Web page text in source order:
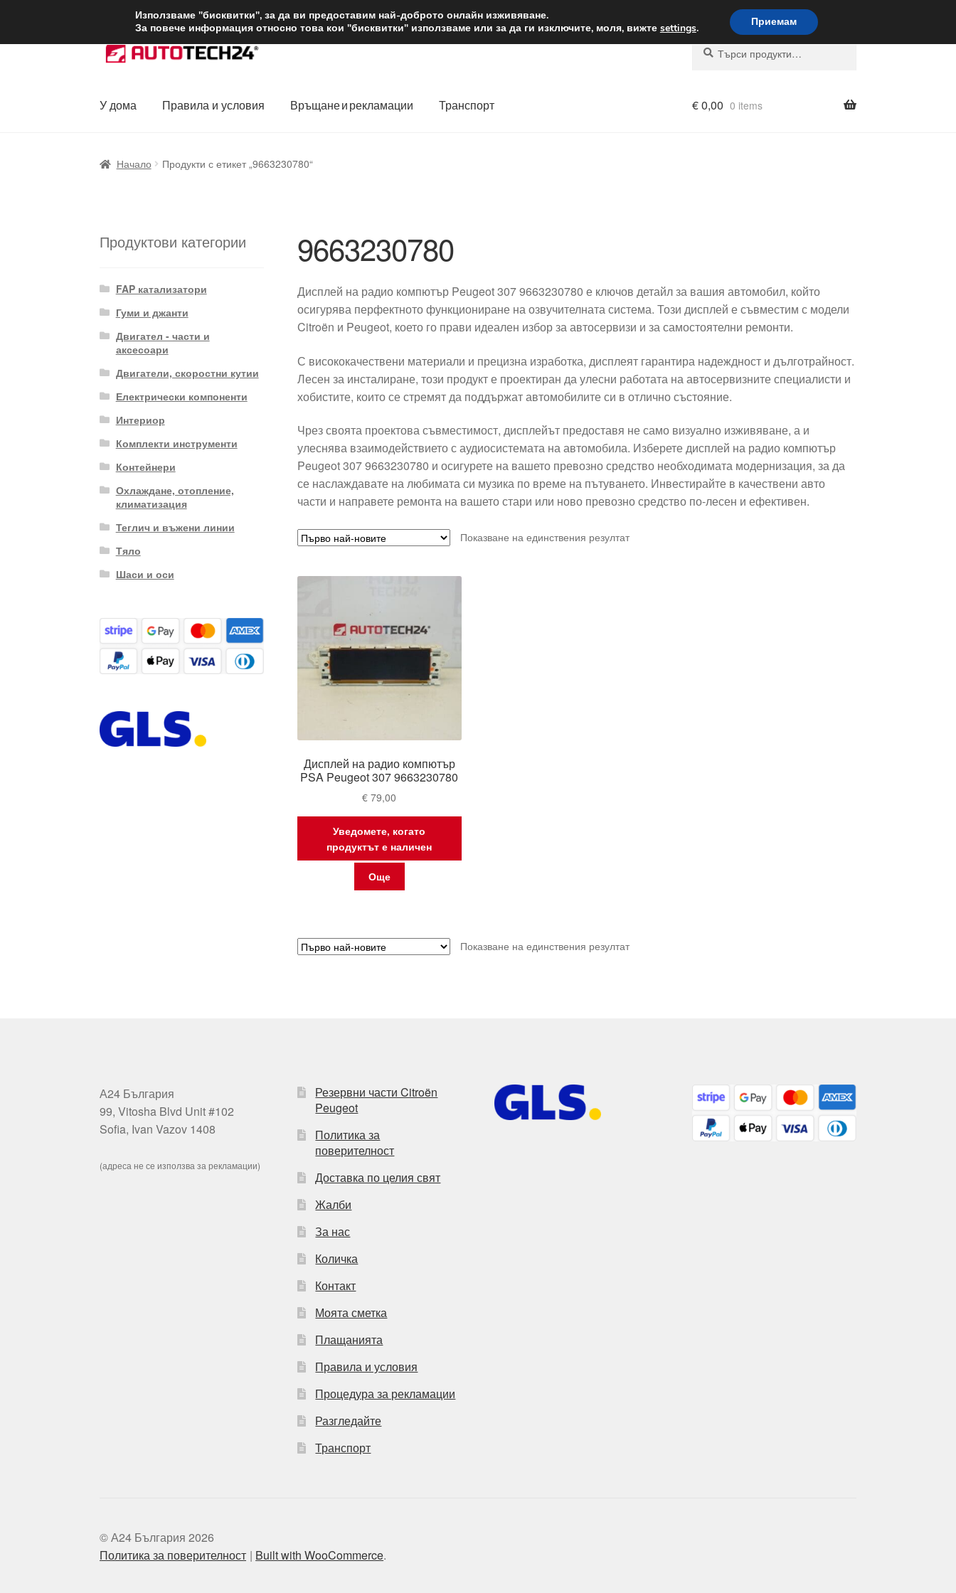
ДОСТАВКА от 12 лв. Доставка по целия свят
Skip
to
Skip
to
Търсене
Търсене
У дома Правила и условия Връщане и рекламации Транспорт €0,00 0 items
Начало Продукти с етикет „9663230780“
9663230780
Дисплей на радио компютър Peugeot 307 9663230780 е ключов детайл за вашия автомобил, който
осигурява перфектното функциониране на озвучителната система. Този дисплей е съвместим с модели
Citroën и Peugeot, което го прави идеален избор за автосервизи и за самостоятелни ремонти.
С висококачествени материали и прецизна изработка, дисплеят гарантира надеждност и дълготрайност.
Лесен за инсталиране, този продукт е проектиран да улесни работата на автосервизните специалисти и
хобистите, които се стремят да поддържат автомобилите си в отлично състояние.
Чрез своята проектова съвместимост, дисплейът предоставя не само визуално изживяване, а и
улеснява взаимодействието с аудиосистемата на автомобила. Изберете дисплей на радио компютър
Peugeot 307 9663230780 и осигурете на вашето превозно средство необходимата модернизация, за да
се наслаждавате на любимата си музика по време на пътуването. Инвестирайте в качествени авто
части и направете ремонта на вашето стари или ново превозно средство по-лесен и ефективен.
Показване на единствения резултат
Дисплей на радио компютър
PSA Peugeot 307 9663230780
€ 79,00
Уведомете, когато
продуктът е наличен
Още
Показване на единствения резултат
Продуктови категории
FAP катализатори
Гуми и джанти
Двигател - части и
аксесоари
Двигатели, скоростни кутии
Електрически компоненти
Интериор
Комплекти инструменти
Контейнери
Охлаждане, отопление,
климатизация
Теглич и въжени линии
Тяло
Шаси и оси
А24 България
99, Vitosha Blvd Unit #102
Sofia, Ivan Vazov 1408
(адреса не се използва за рекламации)
Резервни части Citroën
Peugeot
Политика за
поверителност
Доставка по целия свят
Жалби
За нас
Количка
Контакт
Моята сметка
Плащанията
Правила и условия
Процедура за рекламации
Разгледайте
Транспорт
© А24 България 2026
Политика за поверителност
Built with WooCommerce.
Използваме "бисквитки", за да ви предоставим най-доброто онлайн изживяване.
За повече информация относно това кои "бисквитки" използваме или за да ги изключите, моля, вижте settings. Приемам